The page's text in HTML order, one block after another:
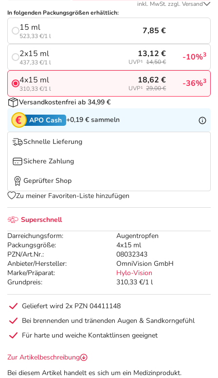
Tierapotheke
Vitamine & Mineralstoffe
Marken
Salus Deals
Superschnell
Darreichungsform:
Augentropfen
Packungsgröße:
4x15 ml
PZN/Art.Nr.:
08032343
Anbieter/Hersteller:
OmniVision GmbH
Marke/Präparat:
Hylo-Vision
Grundpreis:
310,33 €/1 l
inkl. MwSt. zzgl. Versand
In folgenden Packungsgrößen erhältlich:
15 ml
523,33 €/1 l
7,85 €
2x15 ml
437,33 €/1 l
13,12 €
UVP¹ 14,50 € -10%3
4x15 ml
310,33 €/1 l
18,62 €
UVP¹ 29,00 € -36%3
Versandkostenfrei ab 34,99 €
APO Cash +0,19 € sammeln
Schnelle Lieferung
Sichere Zahlung
Geprüfter Shop
Zu meiner Favoriten-Liste hinzufügen
Geliefert wird 2x PZN 04411148
Bei brennenden und tränenden Augen & Sandkorngefühl
Für harte und weiche Kontaktlinsen geeignet
Zur Artikelbeschreibung
Bei diesem Artikel handelt es sich um ein Medizinprodukt.